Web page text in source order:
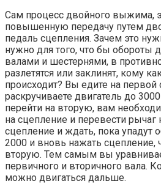
Сам процесс двойного выжима,
повышенную передачу путем
педаль сцепления. Зачем это
нужно для того, что бы обороты
валами и шестернями, в
разлетятся или заклинят, кому
происходит? Вы едите на первой
раскручиваете двигатель до
перейти на вторую, вам
на сцепление и перевести рычаг
сцепление и ждать, пока упадут
2000 и вновь нажать сцепление,
вторую. Тем самым вы
первичного и вторичного вала.
можно двигаться дальше.